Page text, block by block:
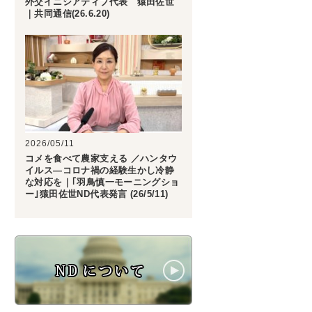
｜共同通信(26.6.20)
2026/05/11
コメを食べて農家支える ／ハンタウ
イルス―コロナ禍の経験生かし冷静
な対応を｜｢羽鳥慎一モーニングショ
ー｣猿田佐世ND代表発言 (26/5/11)